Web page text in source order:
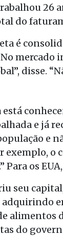
26
do
é
No mercado
disse.
e já
e
exemplo, o
Para os
seu
adquirindo
alimentos
do